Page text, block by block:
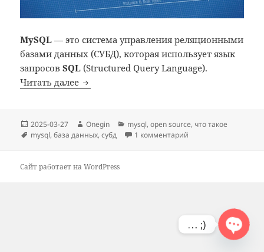
MySQL — это система управления реляционными
базами данных (СУБД), которая использует язык
запросовSQL (Structured Query Language).
Читать далее MySQL: что такое
Опубликовано
2025-03-27 Автор
Onegin Рубрики
mysql,open source, что такое
Метки
mysql,база данных,субд 1 комментарий
Сайт работает на WordPress
… ;)
OPE
N
C